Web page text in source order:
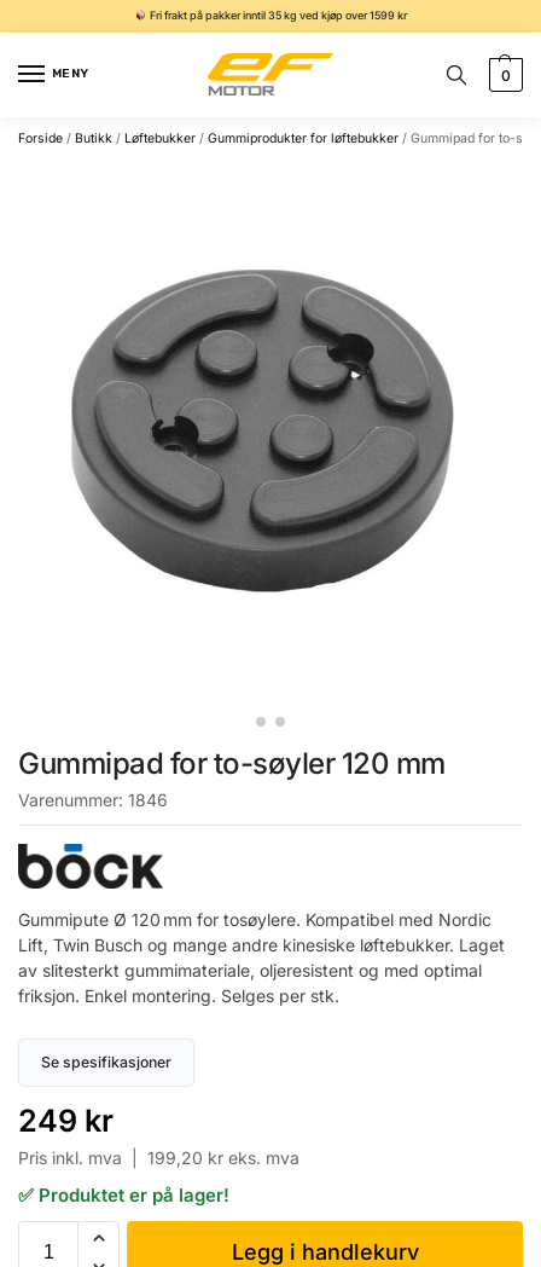
Fri frakt på pakker inntil 35 kg ved kjøp over 1599 kr
MENY 0
Forside / Butikk / Løftebukker / Gummiprodukter for løftebukker / Gummipad for to-
Gummipad for to-søyler 120 mm
Varenummer: 1846
Gummipute Ø 120 mm for tosøylere. Kompatibel med Nordic
Lift, Twin Busch og mange andre kinesiske løftebukker. Laget
av slitesterkt gummimateriale, oljeresistent og med optimal
friksjon. Enkel montering. Selges per stk.
Se spesifikasjoner
249 kr
Pris inkl. mva | 199,20 kr eks. mva
✅ Produktet er på lager!
Legg i handlekurv